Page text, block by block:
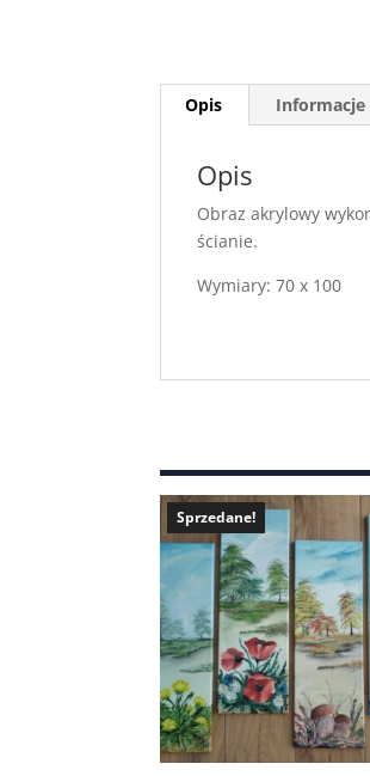
Opis
Opis
Obraz akrylowy
ścianie.
Wymiary: 70 x 100
Sprzedane!